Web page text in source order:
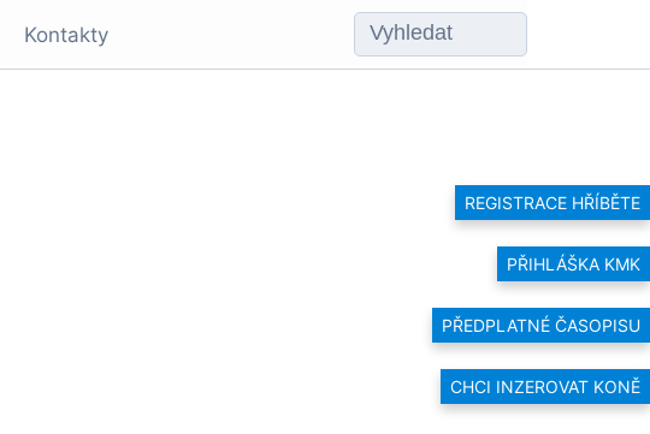
REGISTRACE HŘÍBĚTE
PŘIHLÁŠKA KMK
PŘEDPLATNÉ ČASOPISU
CHCI INZEROVAT KONĚ
Kontakty